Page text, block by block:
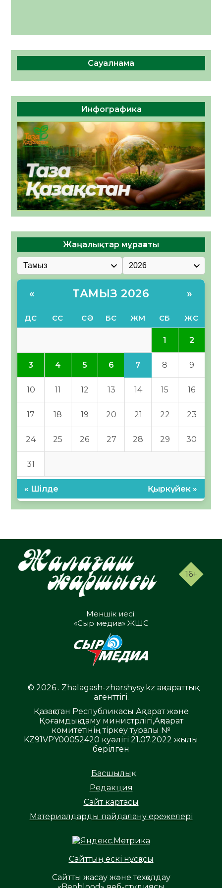
Сауалнама
Инфографика
Жаңалықтар мұрағаты
« ТАМЫЗ 2026 »
ДС СС СӘ БС ЖМ СБ ЖС
1 2
3 4 5 6 7 8 9
10 11 12 13 14 15 16
17 18 19 20 21 22 23
24 25 26 27 28 29 30
31
« Шілде Қыркүйек »
16+
Меншік иесі:
«Сыр медиа» ЖШС
© 2026 . Zhalagash-zharshysy.kz ақпараттық
агенттігі.
Қазақстан Республикасы Ақпарат және
Қоғамдық даму министрлігі,Ақпарат
комитетінің тіркеу туралы №
KZ91VPY00052420 куәлігі 21.07.2022 жылы
берілген
Басшылық
Редакция
Сайт картасы
Материалдарды пайдалану ережелері
Сайттың ескі нұсқасы
Сайтты жасау және техқолдау